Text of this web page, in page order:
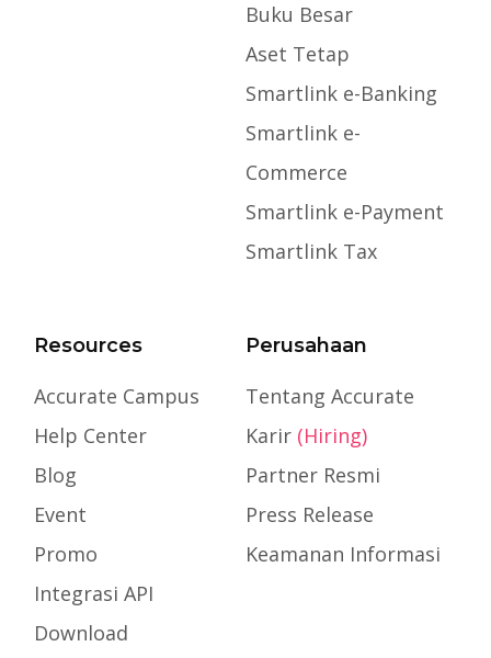
Buku Besar
Aset Tetap
Smartlink e-Banking
Smartlink e-
Commerce
Smartlink e-Payment
Smartlink Tax
Resources
Accurate Campus
Help Center
Blog
Event
Promo
Integrasi API
Download
Perusahaan
Tentang Accurate
Karir (Hiring)
Partner Resmi
Press Release
Keamanan Informasi